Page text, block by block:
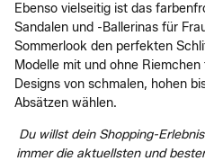
Ebenso vielseitig ist das
Sandalen und -Ballerinas für
Sommerlook den perfekten
Modelle mit und ohne
Designs von schmalen, hohen
Absätzen wählen.
Du willst dein Shopping-
immer die aktuellsten und